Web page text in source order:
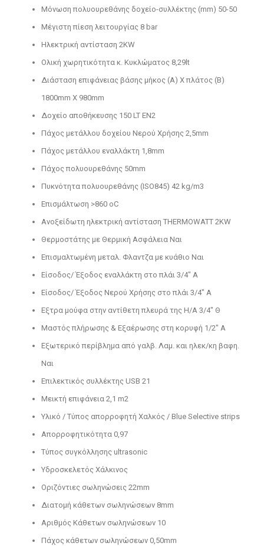
Μόνωση πολυουρεθάνης δοχείο-συλλέκτης (mm) 50-50
Μέγιστη πίεση λειτουργίας 8 bar
Ηλεκτρική αντίσταση 2KW
Ολική χωρητικότητα κ. Κυκλώματος 8,29lt
Διάσταση επιφάνειας βάσης μήκος (A) Χ πλάτος (B)
1800mm X 980mm
Δοχείο αποθήκευσης 150 LT EN2
Πάχος μετάλλου δοχείου Νερού Χρήσης 2,5mm
Πάχος μετάλλου εναλλάκτη 1,8mm
Πάχος πολυουρεθάνης 50mm
Πυκνότητα πολυουρεθάνης (ISO845) 42 kg/m3
Επισμάλτωση >860 oC
Ανοξείδωτη ηλεκτρική αντίσταση ΤΗΕRMOWATT 2KW
Θερμοστάτης με Θερμική Ασφάλεια Ναι
Επισμαλτωμένη μεταλ. Φλαντζα με κυάθιο Ναι
Είσοδος/ Έξοδος εναλλάκτη στο πλάι 3/4″ Α
Είσοδος/ Έξοδος Νερού Χρήσης στο πλάι 3/4″ Α
Εξτρα μούφα στην αντίθετη πλευρά της Η/Α 3/4″ Θ
Μαστός πλήρωσης & Εξαέρωσης στη κορυφή 1/2″ Α
Εξωτερικό περίβλημα από γαλβ. Λαμ. και ηλεκ/κη βαφη.
Ναι
Επιλεκτικός συλλέκτης USB 21
Μεικτή επιφάνεια 2,1 m2
Yλικό / Tύπος απορροφητή Χαλκός / Βlue Selective strips
Απορροφητικότητα 0,97
Τύπος συγκόλλησης ultrasonic
Υδροσκελετός Χάλκινος
Οριζόντιες σωληνώσεις 22mm
Διατομή κάθετων σωληνώσεων 8mm
Aριθμός Κάθετων σωληνώσεων 10
Πάχος κάθετων σωληνώσεων 0,50mm